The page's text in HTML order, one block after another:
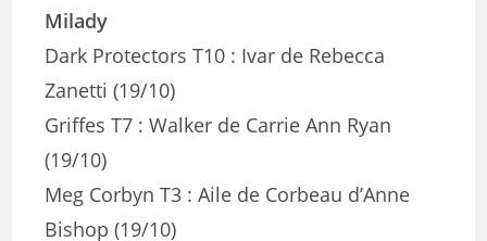
Milady
Dark Protectors T10 : Ivar de Rebecca
Zanetti (19/10)
Griffes T7 : Walker de Carrie Ann Ryan
(19/10)
Meg Corbyn T3 : Aile de Corbeau d’Anne
Bishop (19/10)